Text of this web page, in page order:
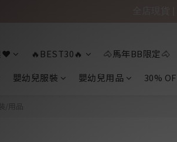
❤️ 🔥BEST30🔥 🐴馬年BB限定🐴
嬰幼兒服裝 嬰幼兒用品 30%
/用品